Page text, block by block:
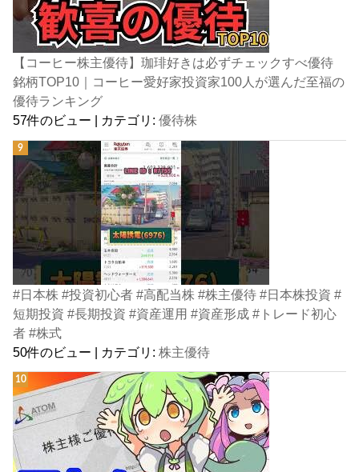
【コーヒー株主優待】珈琲好きは必ずチェックすべ優待
銘柄TOP10｜コーヒー愛好家投資家100人が選んだ至福の
優待ランキング
57件のビュー
カテゴリ:優待株
#日本株 #投資初心者 #高配当株 #株主優待 #日本株投資 #
短期投資 #長期投資 #資産運用 #資産形成 #トレード初心
者 #株式
50件のビュー | カテゴリ:株主優待